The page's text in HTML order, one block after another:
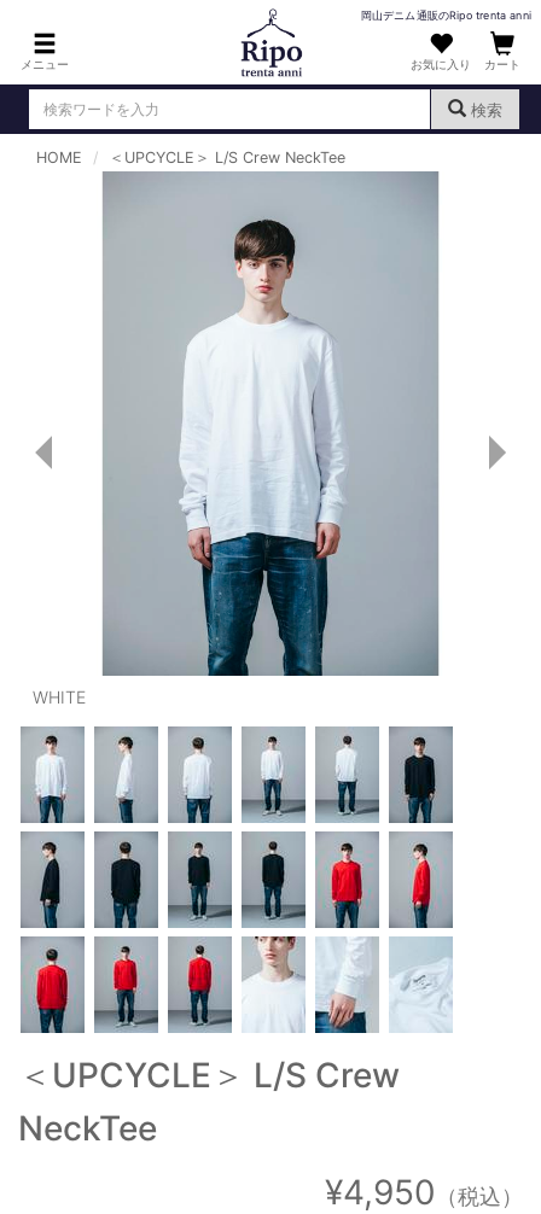
メニュー
岡山デニム通販のRipo trenta anni
お気に入り カート
検索
PANTS : パンツ
TOPS : トップス
KNIT : ニット
SHIRT : シャツ
OUTERS : アウター
LADIES : レディース
PANTS/SKIRT : パンツ・スカート
TOPS : トップス
OUTERS : アウター
OUTLET : アウトレット
MENS : メンズ
LADIES : レディース
新規会員登録
HOME ＜UPCYCLE＞ L/S Crew NeckTee
WHITE
＜UPCYCLE＞ L/S Crew
NeckTee
¥4,950 （税込）